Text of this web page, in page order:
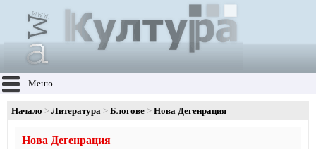
Меню
Начало Литература Блогове Нова Дегенрация
Нова Дегенрация